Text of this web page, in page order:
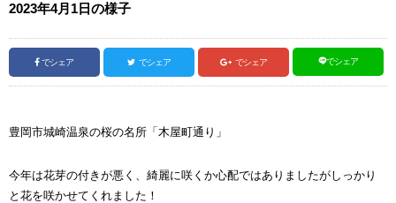
2023年4月1日の様子
でシェア でシェア でシェア でシェア
豊岡市城崎温泉の桜の名所「木屋町通り」
今年は花芽の付きが悪く、綺麗に咲くか心配ではありましたがしっかり
と花を咲かせてくれました！